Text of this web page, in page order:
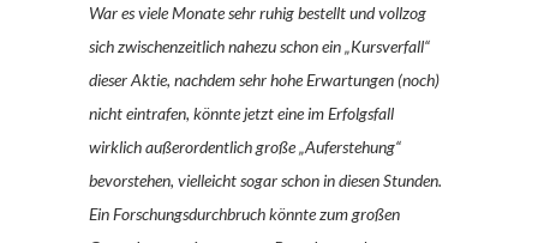
War es viele Monate sehr ruhig bestellt und vollzog
sich zwischenzeitlich nahezu schon ein „Kursverfall“
dieser Aktie, nachdem sehr hohe Erwartungen (noch)
nicht eintrafen, könnte jetzt eine im Erfolgsfall
wirklich außerordentlich große „Auferstehung“
bevorstehen, vielleicht sogar schon in diesen Stunden.
Ein Forschungsdurchbruch könnte zum großen